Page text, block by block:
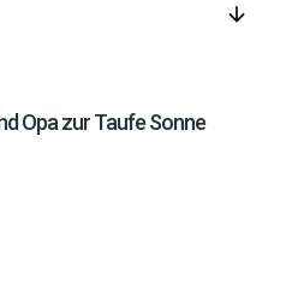
arrow_downward
Opa zur Taufe Sonne